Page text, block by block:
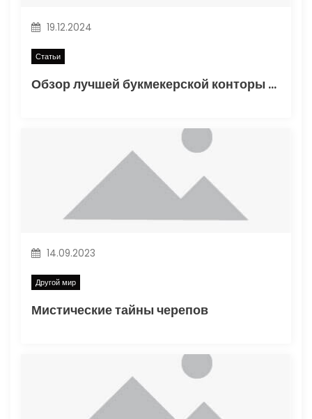
а
п
и
19.12.2024
Статьи
Обзор лучшей букмекерской конторы Винлайн в России
14.09.2023
Другой мир
Мистические тайны черепов